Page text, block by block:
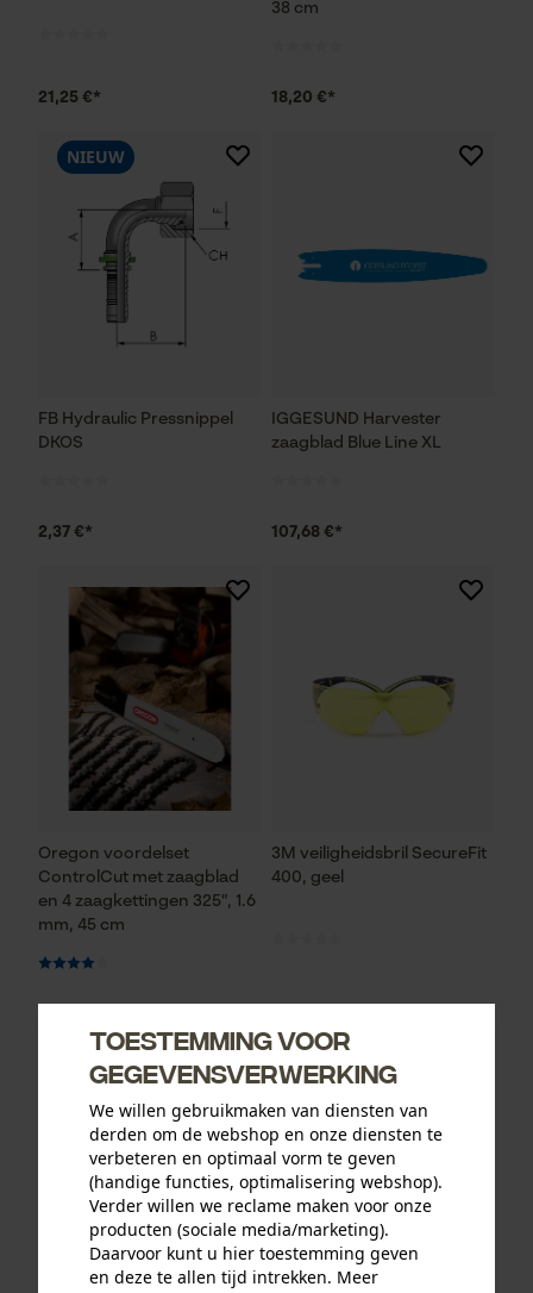
21,25 €*
38 cm
18,20 €*
FB Hydraulic Pressnippel
DKOS
NIEUW
2,37 €*
IGGESUND Harvester
zaagblad Blue Line XL
107,68 €*
Oregon voordelset
ControlCut met zaagblad
en 4 zaagkettingen 325", 1.6
mm, 45 cm
3M veiligheidsbril SecureFit
400, geel
Toestemming voor
gegevensverwerking
We willen gebruikmaken van diensten van
derden om de webshop en onze diensten te
verbeteren en optimaal vorm te geven
(handige functies, optimalisering webshop).
Verder willen we reclame maken voor onze
producten (sociale media/marketing).
Daarvoor kunt u hier toestemming geven
en deze te allen tijd intrekken. Meer